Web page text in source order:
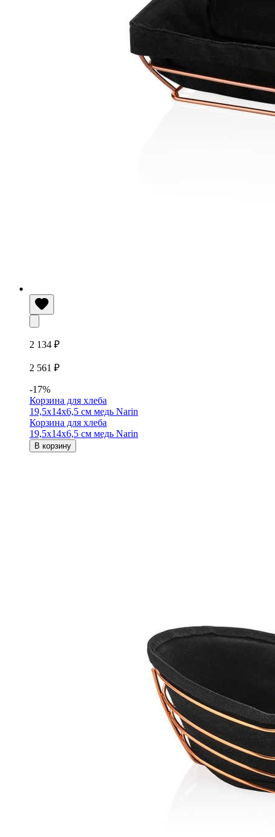
2 134 ₽
2 561 ₽
-17%
Корзина для хлеба
19,5х14х6,5 см медь Narin
Корзина для хлеба
19,5х14х6,5 см медь Narin
В корзину